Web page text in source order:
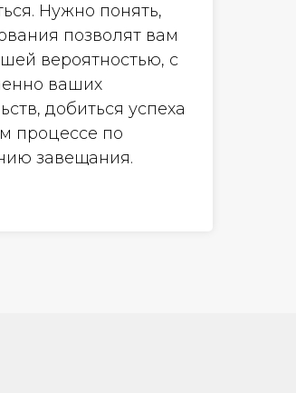
Нужно понять,
позволят вам
вероятностью, с
ваших
добиться успеха
процессе по
завещания.